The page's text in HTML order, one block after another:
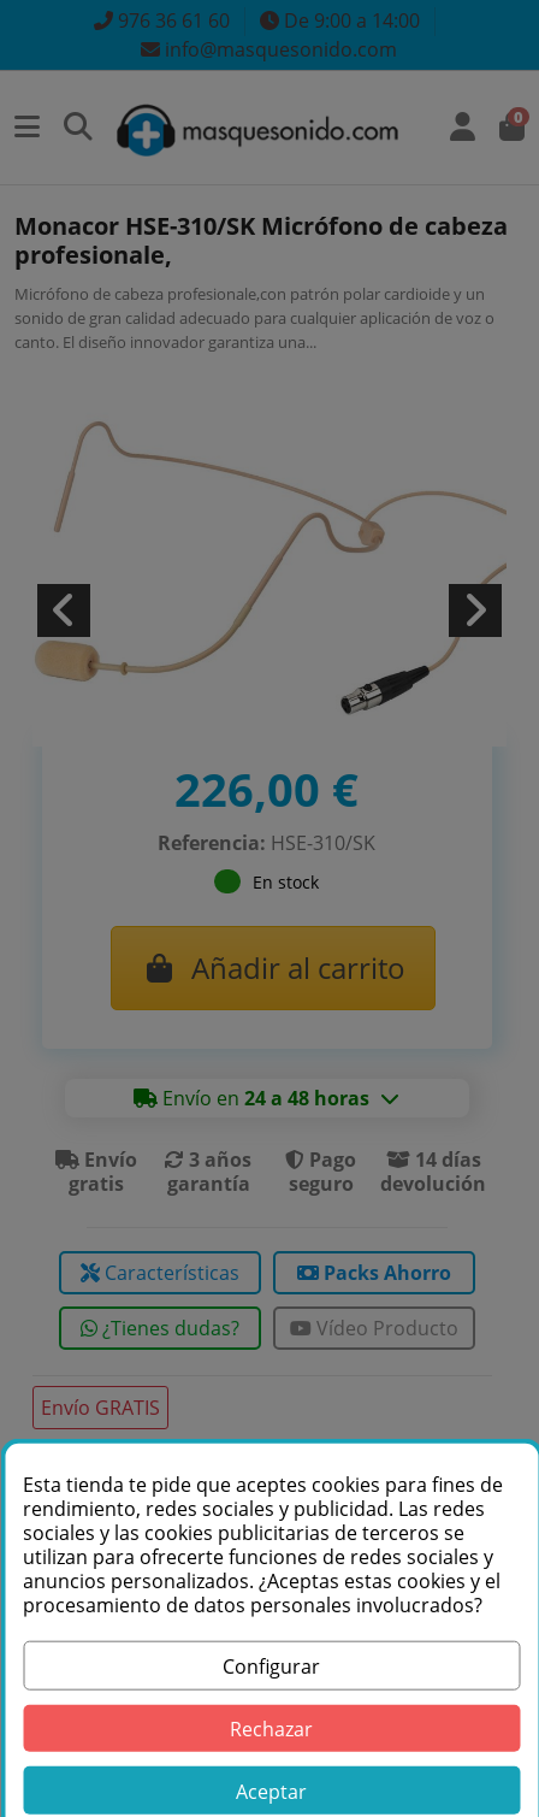
976 36 61 60
De 9:00 a 14:00
info@masquesonido.com
0
Monacor HSE-310/SK Micrófono de cabeza
profesionale,
Micrófono de cabeza profesionale,con patrón polar cardioide y un
sonido de gran calidad adecuado para cualquier aplicación de voz o
canto. El diseño innovador garantiza una...
Envío GRATIS
Te podemos ayudar
+34 976 36 61 60
226,00 €
Referencia: HSE-310/SK
En stock
Añadir al carrito
Envío en24 a 48 horas
Envío
gratis
3 años
garantía
Pago
seguro
14 días
devolución
Características Packs Ahorro
¿Tienes dudas? Vídeo Producto
Comprar Monacor HSE-310/SK Micrófono
de cabeza profesionale, en Másquesonido
Esta tienda te pide que aceptes cookies para fines de
rendimiento, redes sociales y publicidad. Las redes
sociales y las cookies publicitarias de terceros se
utilizan para ofrecerte funciones de redes sociales y
anuncios personalizados. ¿Aceptas estas cookies y el
procesamiento de datos personales involucrados?
Configurar
Rechazar
Aceptar